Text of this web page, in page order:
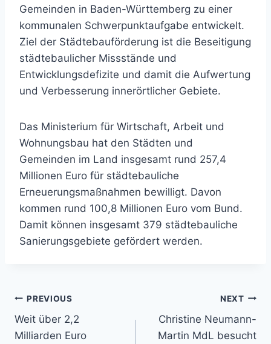
Gemeinden in Baden-Württemberg zu einer
kommunalen Schwerpunktaufgabe entwickelt.
Ziel der Städtebauförderung ist die Beseitigung
städtebaulicher Missstände und
Entwicklungsdefizite und damit die Aufwertung
und Verbesserung innerörtlicher Gebiete.
Das Ministerium für Wirtschaft, Arbeit und
Wohnungsbau hat den Städten und
Gemeinden im Land insgesamt rund 257,4
Millionen Euro für städtebauliche
Erneuerungsmaßnahmen bewilligt. Davon
kommen rund 100,8 Millionen Euro vom Bund.
Damit können insgesamt 379 städtebauliche
Sanierungsgebiete gefördert werden.
Beitragsnavigation
PREVIOUS
Weit über 2,2
Milliarden Euro
NEXT
Christine Neumann-
Martin MdL besucht